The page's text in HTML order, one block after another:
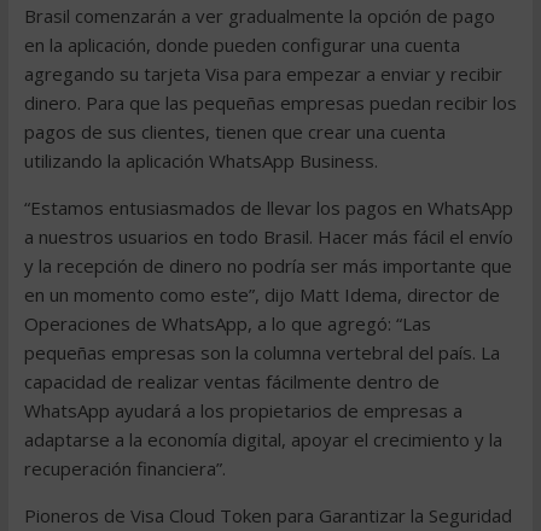
Brasil comenzarán a ver gradualmente la opción de pago
en la aplicación, donde pueden configurar una cuenta
agregando su tarjeta Visa para empezar a enviar y recibir
dinero. Para que las pequeñas empresas puedan recibir los
pagos de sus clientes, tienen que crear una cuenta
utilizando la aplicación WhatsApp Business.
“Estamos entusiasmados de llevar los pagos en WhatsApp
a nuestros usuarios en todo Brasil. Hacer más fácil el envío
y la recepción de dinero no podría ser más importante que
en un momento como este”, dijo Matt Idema, director de
Operaciones de WhatsApp, a lo que agregó: “Las
pequeñas empresas son la columna vertebral del país. La
capacidad de realizar ventas fácilmente dentro de
WhatsApp ayudará a los propietarios de empresas a
adaptarse a la economía digital, apoyar el crecimiento y la
recuperación financiera”.
Pioneros de Visa Cloud Token para Garantizar la Seguridad